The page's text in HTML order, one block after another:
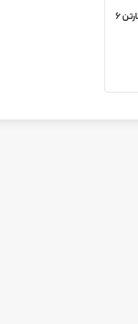
قرص قهوه کافی کندی ۱ کیلوگرم | کارتن ۶